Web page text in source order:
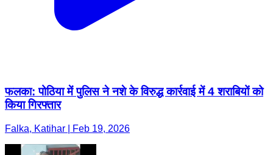
फलका: पोठिया में पुलिस ने नशे के विरुद्ध कार्रवाई में 4 शराबियों को
किया गिरफ्तार
Falka, Katihar | Feb 19, 2026